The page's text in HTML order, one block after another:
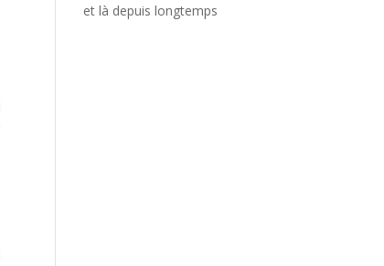
et là depuis longtemps